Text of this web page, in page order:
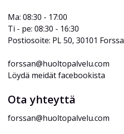
Ma: 08:30 - 17:00
Ti - pe: 08:30 - 16:30
Postiosoite: PL 50, 30101 Forssa
forssan@huoltopalvelu.com
Löydä meidät facebookista
Ota yhteyttä
forssan@huoltopalvelu.com